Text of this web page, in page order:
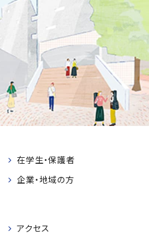
在学生・保護者
企業・地域の方
アクセス